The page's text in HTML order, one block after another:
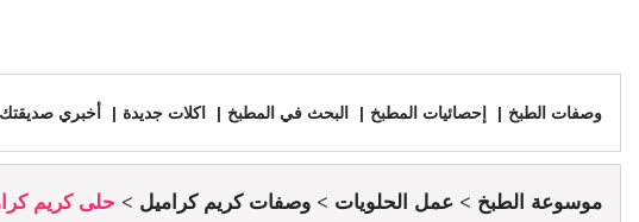
وصفات الطبخ إحصائيات المطبخ البحث في المطبخ اكلات جديدة أخبري صديقتك
موسوعة الطبخ عمل الحلويات وصفات كريم كراميل حلى كريم